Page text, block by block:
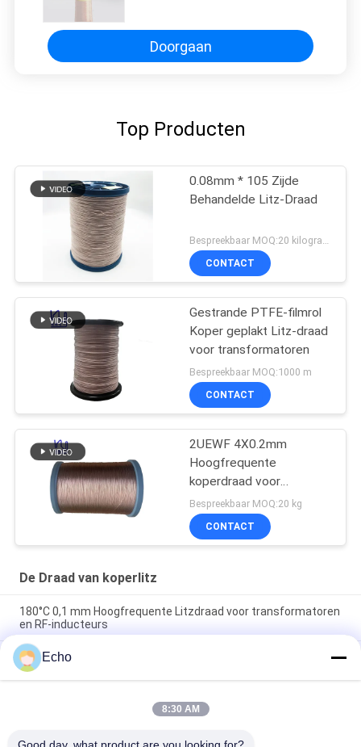
Geëmailleerde Draad het
Koperdraad
Doorgaan
Top Producten
0.08mm * 105 Zijde
Behandelde Litz-Draad
Bespreekbaar MOQ:20 kilogram/Kilogram
CONTACT
Gestrande PTFE-filmrol
Koper geplakt Litz-draad
voor transformatoren
Bespreekbaar MOQ:1000 m
CONTACT
2UEWF 4X0.2mm
Hoogfrequente
koperdraad voor
transformatoren
Bespreekbaar MOQ:20 kg
CONTACT
De Draad van koperlitz
180°C 0,1 mm Hoogfrequente Litzdraad voor transformatoren
en RF-inducteurs
180°C Maximale temperatuur 0.1mm Draaddiameter 60
strengen Koper Litz draad voor hoogfrequente toepassingen
1UEW-H 0.1mm AWG38 60-streng gelast Litzdraad voor
transformatoropwikkelingen met maximale temperatuur
Echo
8:30 AM